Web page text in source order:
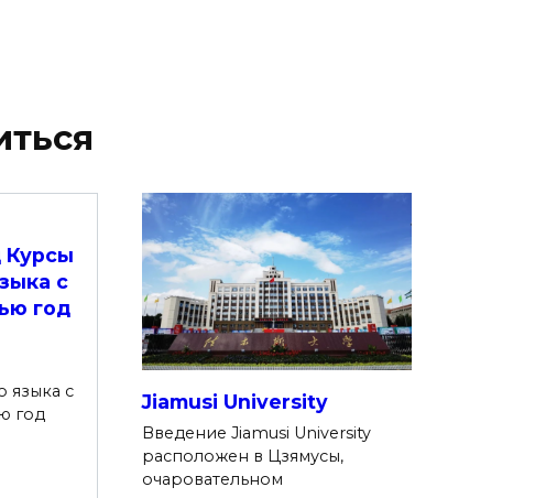
Курсы
с
год
языка с
год
Jiamusi University
Введение Jiamusi University
расположен в Цзямусы,
очаровательном